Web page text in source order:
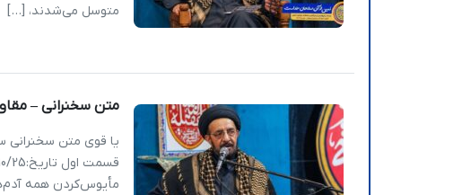
متوسل می‌شدند، […]
متن سخنرانی – مقاومت (1) – شب اول
یا قوی متن سخنرانی
مأیوس‌کردن همه